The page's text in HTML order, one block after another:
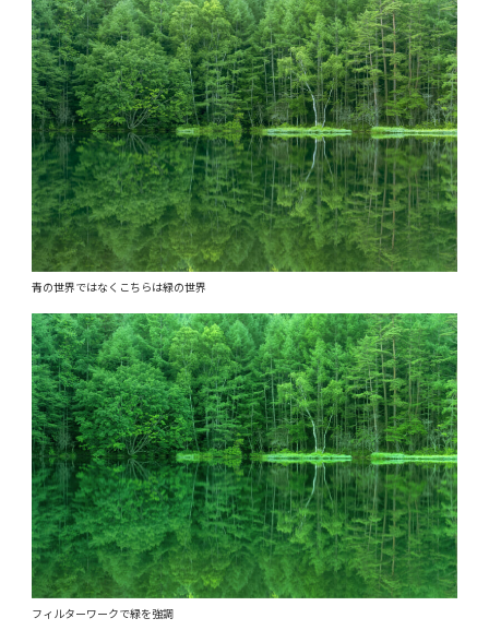
青の世界ではなくこちらは緑の世界
フィルターワークで緑を強調